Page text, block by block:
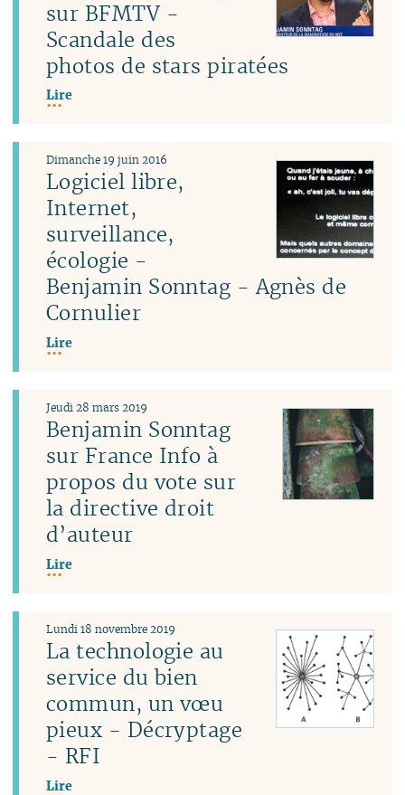
sur BFMTV -
Scandale des
photos de stars piratées
Lire
Logiciel libre,
Internet,
surveillance,
écologie -
Benjamin Sonntag - Agnès de
Cornulier
Dimanche 19 juin 2016
Lire
Benjamin Sonntag
sur France Info à
propos du vote sur
la directive droit
d’auteur
Jeudi 28 mars 2019
Lire
La technologie au
service du bien
commun, un vœu
pieux - Décryptage
- RFI
Lundi 18 novembre 2019
Lire